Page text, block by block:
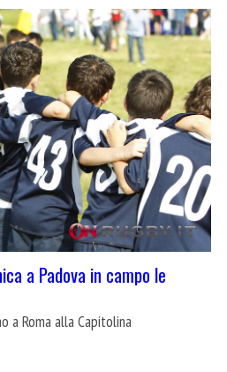
a Padova in campo le
a Roma alla Capitolina